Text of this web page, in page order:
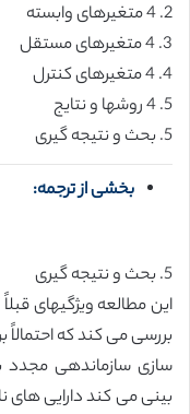
2. 4 متغیرهای وابسته
3. 4 متغیرهای مستقل
4. 4 متغیرهای کنترل
5. 4 روشها و نتایج
5. بحث و نتیجه گیری
بخشی از ترجمه:
5. بحث و نتیجه گیری
این مطالعه ویژگیهای
بررسی می کند که
بینی می کند دارایی